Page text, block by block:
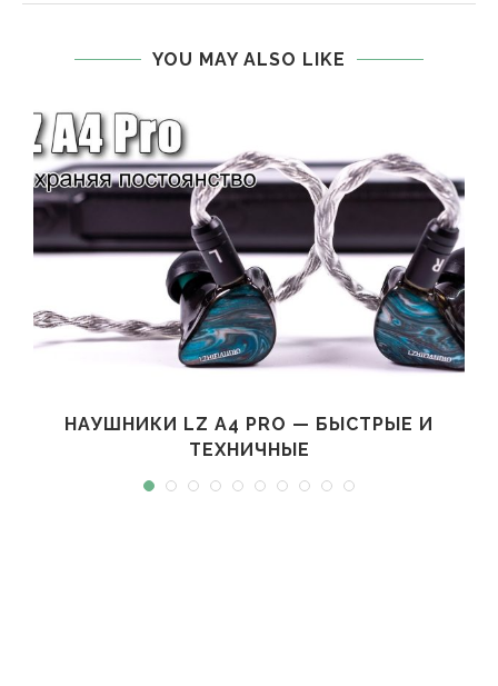
YOU MAY ALSO LIKE
НАУШНИКИ LZ A4 PRO — БЫСТРЫЕ И
ТЕХНИЧНЫЕ